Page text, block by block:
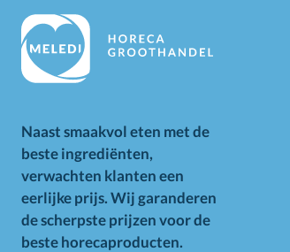
Naast smaakvol eten met de
beste ingrediënten,
verwachten klanten een
eerlijke prijs. Wij garanderen
de scherpste prijzen voor de
beste horecaproducten.